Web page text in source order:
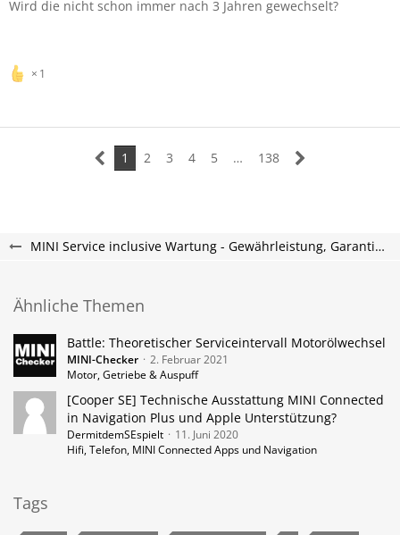
Wird die nicht schon immer nach 3 Jahren gewechselt?
1
1 2 3 4 5 … 138
MINI Service inclusive Wartung - Gewährleistung, Garantie & Kulanz
Ähnliche Themen
Battle: Theoretischer Serviceintervall Motorölwechsel
MINI-Checker
2. Februar 2021
Motor, Getriebe & Auspuff
[Cooper SE] Technische Ausstattung MINI Connected
in Navigation Plus und Apple Unterstützung?
DermitdemSEspielt
11. Juni 2020
Hifi, Telefon, MINI Connected Apps und Navigation
Tags